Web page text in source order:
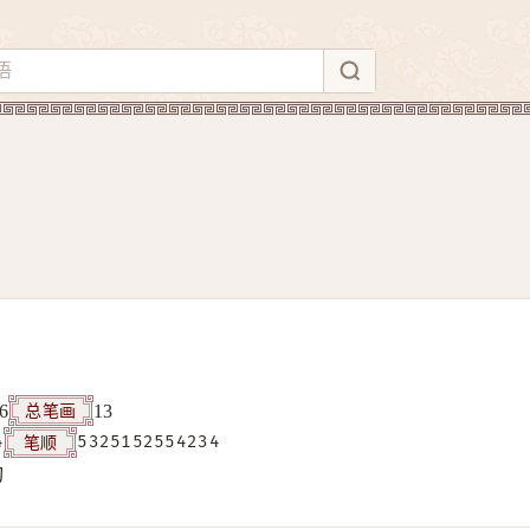
6 总笔画 13
笔顺 5325152554234